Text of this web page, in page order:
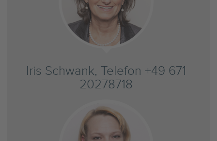
Iris Schwank, Telefon +49 671
20278718